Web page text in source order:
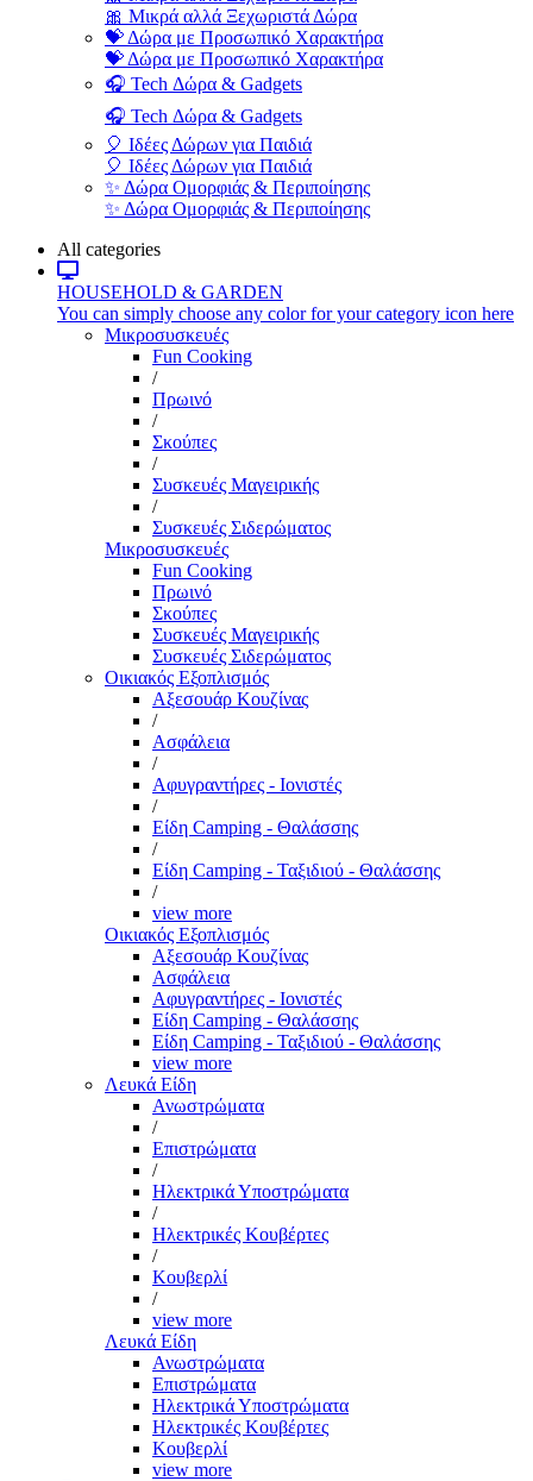
🎀 Μικρά αλλά Ξεχωριστά Δώρα
💝 Δώρα με Προσωπικό Χαρακτήρα
💝 Δώρα με Προσωπικό Χαρακτήρα
🎧 Tech Δώρα & Gadgets
🎧 Tech Δώρα & Gadgets
🎈 Ιδέες Δώρων για Παιδιά
🎈 Ιδέες Δώρων για Παιδιά
✨ Δώρα Ομορφιάς & Περιποίησης
✨ Δώρα Ομορφιάς & Περιποίησης
All categories
HOUSEHOLD & GARDEN
You can simply choose any color for your category icon here
Μικροσυσκευές
Fun Cooking
/
Πρωινό
/
Σκούπες
/
Συσκευές Μαγειρικής
/
Συσκευές Σιδερώματος
Μικροσυσκευές
Fun Cooking
Πρωινό
Σκούπες
Συσκευές Μαγειρικής
Συσκευές Σιδερώματος
Οικιακός Εξοπλισμός
Αξεσουάρ Κουζίνας
/
Ασφάλεια
/
Αφυγραντήρες - Ιονιστές
/
Είδη Camping - Θαλάσσης
/
Είδη Camping - Ταξιδιού - Θαλάσσης
/
view more
Οικιακός Εξοπλισμός
Αξεσουάρ Κουζίνας
Ασφάλεια
Αφυγραντήρες - Ιονιστές
Είδη Camping - Θαλάσσης
Είδη Camping - Ταξιδιού - Θαλάσσης
view more
Λευκά Είδη
Ανωστρώματα
/
Επιστρώματα
/
Ηλεκτρικά Υποστρώματα
/
Ηλεκτρικές Κουβέρτες
/
Κουβερλί
/
view more
Λευκά Είδη
Ανωστρώματα
Επιστρώματα
Ηλεκτρικά Υποστρώματα
Ηλεκτρικές Κουβέρτες
Κουβερλί
view more